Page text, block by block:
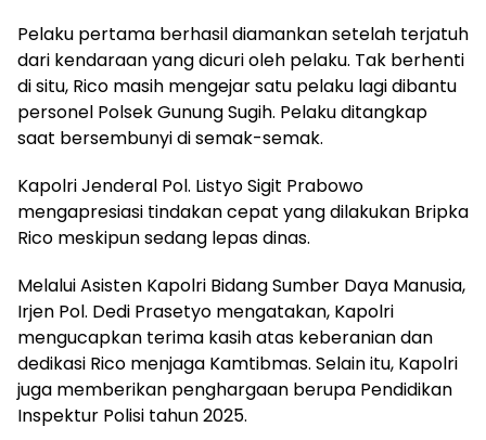
Pelaku pertama berhasil diamankan setelah terjatuh
dari kendaraan yang dicuri oleh pelaku. Tak berhenti
di situ, Rico masih mengejar satu pelaku lagi dibantu
personel Polsek Gunung Sugih. Pelaku ditangkap
saat bersembunyi di semak-semak.
Kapolri Jenderal Pol. Listyo Sigit Prabowo
mengapresiasi tindakan cepat yang dilakukan Bripka
Rico meskipun sedang lepas dinas.
Melalui Asisten Kapolri Bidang Sumber Daya Manusia,
Irjen Pol. Dedi Prasetyo mengatakan, Kapolri
mengucapkan terima kasih atas keberanian dan
dedikasi Rico menjaga Kamtibmas. Selain itu, Kapolri
juga memberikan penghargaan berupa Pendidikan
Inspektur Polisi tahun 2025.